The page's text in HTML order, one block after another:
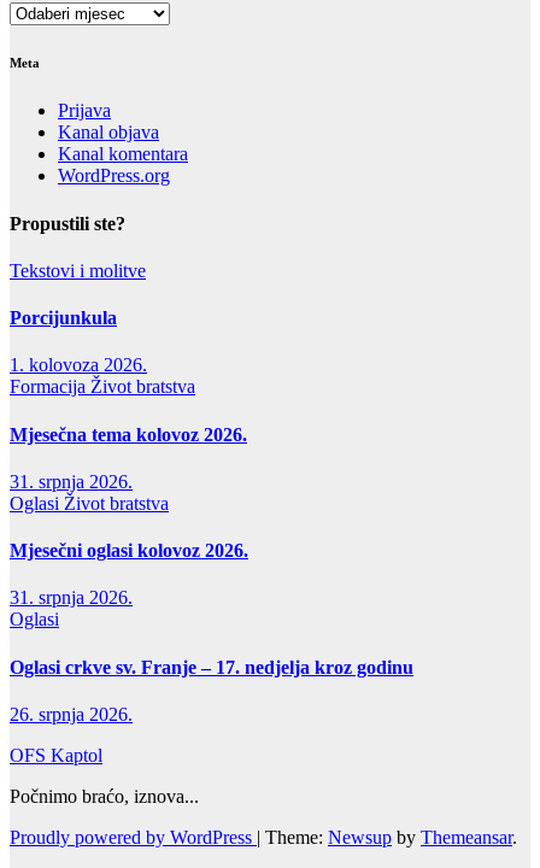
Arhiva
Meta
Prijava
Kanal objava
Kanal komentara
WordPress.org
Propustili ste?
Tekstovi i molitve
Porcijunkula
1. kolovoza 2026.
Formacija Život bratstva
Mjesečna tema kolovoz 2026.
31. srpnja 2026.
Oglasi Život bratstva
Mjesečni oglasi kolovoz 2026.
31. srpnja 2026.
Oglasi
Oglasi crkve sv. Franje – 17. nedjelja kroz godinu
26. srpnja 2026.
OFS Kaptol
Počnimo braćo, iznova...
Proudly powered by WordPress | Theme: Newsup by Themeansar.